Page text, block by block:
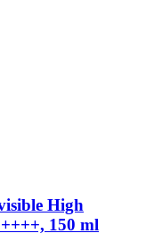
High
150 ml